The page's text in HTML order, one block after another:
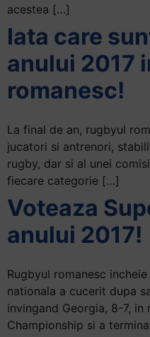
acestea […]
Iata care
anului 2017
romanesc!
La final de an, rugbyul
jucatori si antrenori,
rugby, dar si al unei
fiecare categorie […]
Voteaza
anului 2017!
Rugbyul romanesc
nationala a cucerit dupa
invingand Georgia, 8-7, in
Championship si a